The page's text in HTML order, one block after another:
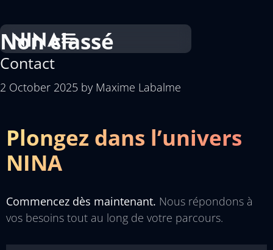
Non classé
Contact
2 October 2025 by Maxime Labalme
Plongez dans l’univers
NINA
Commencez dès maintenant. Nous répondons à
vos besoins tout au long de votre parcours.